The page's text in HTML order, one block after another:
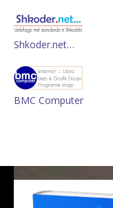
Shkoder.net…
BMC Computer